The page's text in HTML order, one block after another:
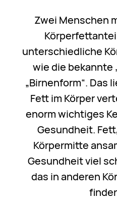
Zwei Menschen
unterschiedliche
wie die bekannte
„Birnenform“. Das
Fett im Körper
enorm wichtiges
Gesundheit.
Körpermitte
Gesundheit viel
das in anderen